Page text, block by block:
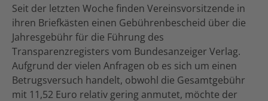
Seit der letzten Woche finden Vereinsvorsitzende in
ihren Briefkästen einen Gebührenbescheid über die
Jahresgebühr für die Führung des
Transparenzregisters vom Bundesanzeiger Verlag.
Aufgrund der vielen Anfragen ob es sich um einen
Betrugsversuch handelt, obwohl die Gesamtgebühr
mit 11,52 Euro relativ gering anmutet, möchte der